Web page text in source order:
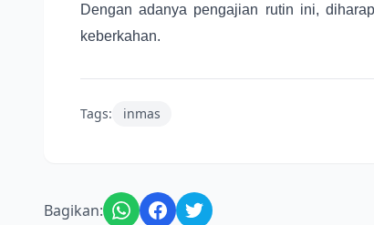
Dengan adanya pengajian rutin ini,
keberkahan.
Tags: inmas
Bagikan: